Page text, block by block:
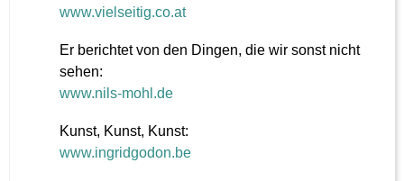
www.vielseitig.co.at
Er berichtet von den Dingen, die wir sonst nicht
sehen:
www.nils-mohl.de
Kunst, Kunst, Kunst:
www.ingridgodon.be